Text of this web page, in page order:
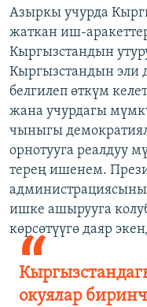
Азыркы учурда
жаткан иш-
Кыргызстандын
Кыргызстандын эли
белгилеп өткүм
жана учурдагы
чыныгы
орнотууга реалдуу
терең ишенем.
ишке ашырууга
көрсөтүүгө даяр
окуялар